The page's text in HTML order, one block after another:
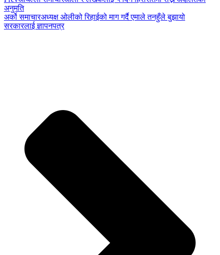
अनुमति
अर्को समाचारअध्यक्ष ओलीको रिहाईको माग गर्दै एमाले तनहुँले बुझायो
सरकारलाई ज्ञापनपत्र